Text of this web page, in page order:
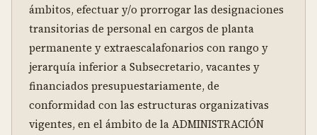
ámbitos, efectuar y/o prorrogar las designaciones
transitorias de personal en cargos de planta
permanente y extraescalafonarios con rango y
jerarquía inferior a Subsecretario, vacantes y
financiados presupuestariamente, de
conformidad con las estructuras organizativas
vigentes, en el ámbito de la ADMINISTRACIÓN